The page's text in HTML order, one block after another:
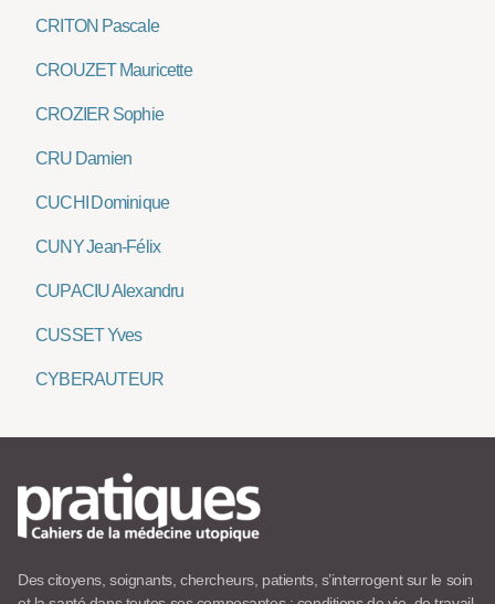
CRITON Pascale
CROUZET Mauricette
CROZIER Sophie
CRU Damien
CUCHI Dominique
CUNY Jean-Félix
CUPACIU Alexandru
CUSSET Yves
CYBERAUTEUR
Des citoyens, soignants, chercheurs, patients, s’interrogent sur le soin